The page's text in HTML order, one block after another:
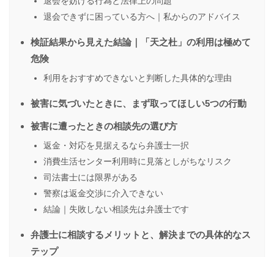
退会できずに困っている方へ｜私からのアドバイス
検証結果から見えた結論｜「天之杜」の利用は極めて
危険
利用をおすすめできないと判断した具体的な理由
被害に気づいたときに、まず取ってほしい5つの行動
被害に遭ったときの相談先の選び方
返金・対応を見据えるなら弁護士一択
消費生活センター利用時に見落としがちなリスク
司法書士には限界がある
警察は返金交渉に介入できない
結論｜失敗しない相談先は弁護士です
弁護士に相談するメリットと、解決までの具体的なス
テップ